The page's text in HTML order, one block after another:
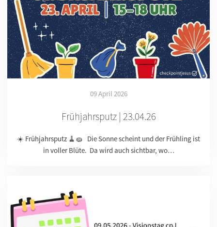
09 April 2026
Frühjahrsputz | 23.04.26
☀️ Frühjahrsputz 🧹🧽 Die Sonne scheint und der Frühling ist
in voller Blüte. Da wird auch sichtbar, wo…